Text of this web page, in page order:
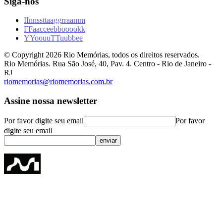
IInnssttaaggrraamm
FFaacceebbooookk
YYoouuTTuubbee
© Copyright 2026 Rio Memórias, todos os direitos reservados.
Rio Memórias. Rua São José, 40, Pav. 4. Centro - Rio de Janeiro -
RJ
riomemorias@riomemorias.com.br
Assine nossa newsletter
Por favor digite seu email
Por favor
digite seu email
enviar